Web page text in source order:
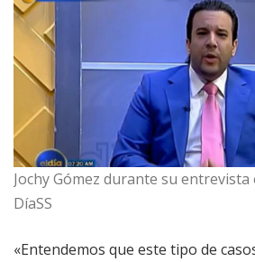
Jochy Gómez durante su
DíaSS
«Entendemos que este tipo de